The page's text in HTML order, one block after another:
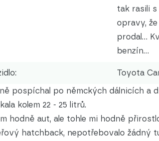
tak rasili
opravy,
prodal...
benzín...
Toyota
pospíchal po němckých dálnicích a
kolem 22 - 25 litrů.
hodně aut, ale tohle mi hodně
hatchback, nepotřebovalo žádný